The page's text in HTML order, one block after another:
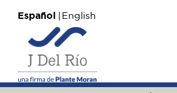
Español English